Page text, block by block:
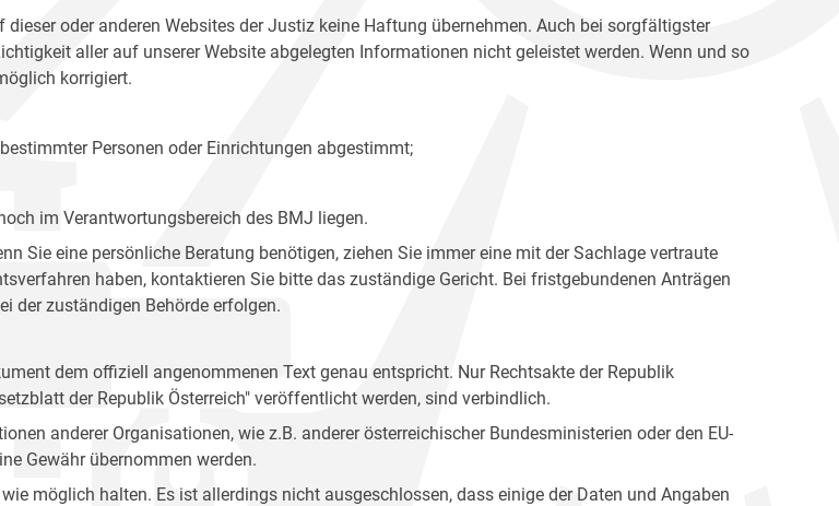
oder anderen Websites der Justiz keine Haftung übernehmen. Auch bei sorgfältigster
aller auf unserer Website abgelegten Informationen nicht geleistet werden. Wenn und so
korrigiert.
Personen oder Einrichtungen abgestimmt;
im Verantwortungsbereich des BMJ liegen.
Sie eine persönliche Beratung benötigen, ziehen Sie immer eine mit der Sachlage vertraute
haben, kontaktieren Sie bitte das zuständige Gericht. Bei fristgebundenen Anträgen
der zuständigen Behörde erfolgen.
dem offiziell angenommenen Text genau entspricht. Nur Rechtsakte der Republik
der Republik Österreich" veröffentlicht werden, sind verbindlich.
anderer Organisationen, wie z.B. anderer österreichischer Bundesministerien oder den EU-
Gewähr übernommen werden.
möglich halten. Es ist allerdings nicht ausgeschlossen, dass einige der Daten und Angaben